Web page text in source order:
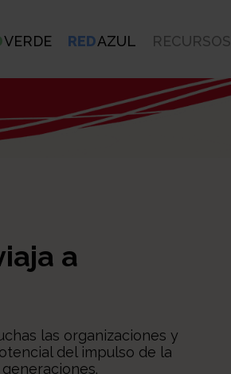
VERDE REDAZUL RECURSOS
a
las organizaciones y
del impulso de la